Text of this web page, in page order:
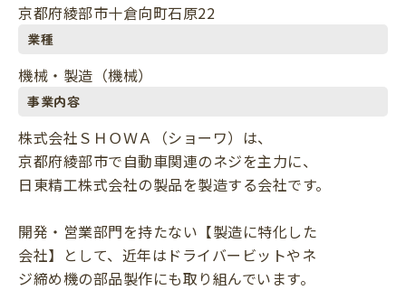
京都府綾部市十倉向町石原22
業種
機械・製造（機械）
事業内容
株式会社ＳＨＯＷＡ（ショーワ）は、
京都府綾部市で自動車関連のネジを主力に、
日東精工株式会社の製品を製造する会社です。
開発・営業部門を持たない【製造に特化した
会社】として、近年はドライバービットやネ
ジ締め機の部品製作にも取り組んでいます。